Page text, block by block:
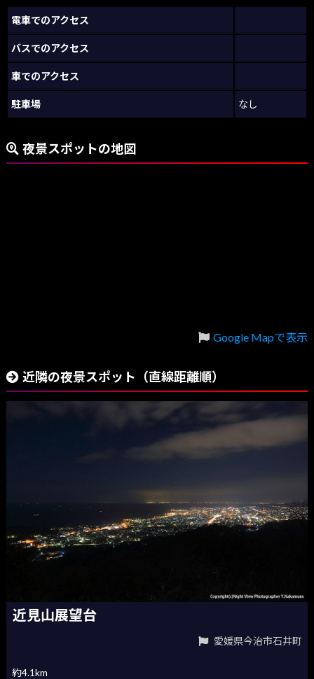
電車でのアクセス
バスでのアクセス
車でのアクセス
駐車場 なし
夜景スポットの地図
Google Mapで表示
近隣の夜景スポット（直線距離順）
近見山展望台
愛媛県今治市石井町
約4.1km